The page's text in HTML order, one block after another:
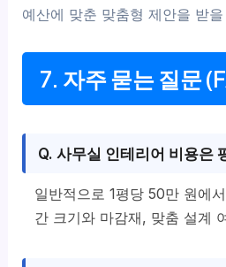
예산에 맞춘 맞춤형 제안을 받
7. 자주 묻는 질문
Q. 사무실 인테리어 비용은
일반적으로 1평당 50만 원에
간 크기와 마감재, 맞춤 설계